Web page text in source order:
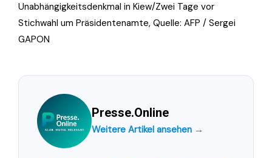
Unabhängigkeitsdenkmal in Kiew/Zwei Tage vor
Stichwahl um Präsidentenamte, Quelle: AFP / Sergei
GAPON
Presse.Online
Weitere Artikel ansehen →